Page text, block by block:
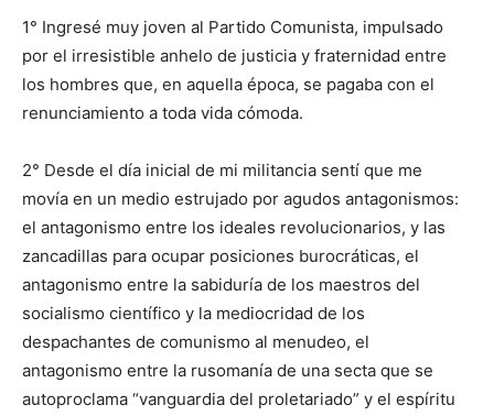
1° Ingresé muy joven al Partido Comunista, impulsado
por el irresistible anhelo de justicia y fraternidad entre
los hombres que, en aquella época, se pagaba con el
renunciamiento a toda vida cómoda.
2° Desde el día inicial de mi militancia sentí que me
movía en un medio estrujado por agudos antagonismos:
el antagonismo entre los ideales revolucionarios, y las
zancadillas para ocupar posiciones burocráticas, el
antagonismo entre la sabiduría de los maestros del
socialismo científico y la mediocridad de los
despachantes de comunismo al menudeo, el
antagonismo entre la rusomanía de una secta que se
autoproclama “vanguardia del proletariado” y el espíritu